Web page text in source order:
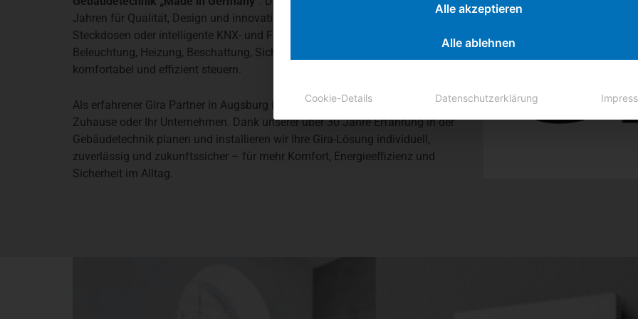
Jahren für Qualität, Design und innovative Smart-Home-Lösungen. Ob Schalter,
Steckdosen oder intelligente KNX- und Funk-Systeme – mit Gira lassen sich
Beleuchtung, Heizung, Beschattung, Sicherheit und viele weitere Funktionen
komfortabel und effizient steuern.
Als erfahrener Gira Partner in Augsburg integrieren wir die Systeme nahtlos in Ihr
Zuhause oder Ihr Unternehmen. Dank unserer über 30 Jahre Erfahrung in der
Gebäudetechnik planen und installieren wir Ihre Gira-Lösung individuell,
zuverlässig und zukunftssicher – für mehr Komfort, Energieeffizienz und
Sicherheit im Alltag.
Alle akzeptieren
Alle ablehnen
Cookie-Details Datenschutzerklärung